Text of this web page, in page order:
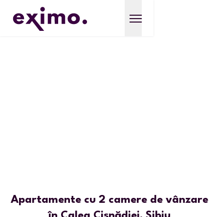
Apartamente cu 2 camere de vânzare